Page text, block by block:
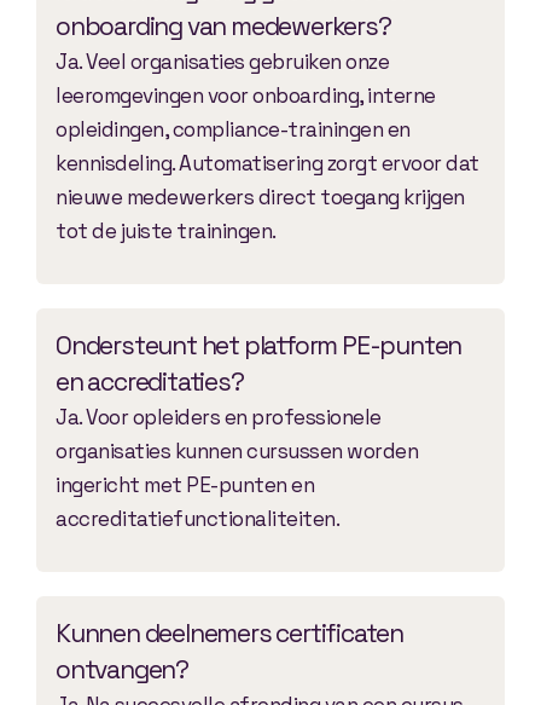
onboarding van medewerkers?
Ja. Veel organisaties gebruiken onze
leeromgevingen voor onboarding, interne
opleidingen, compliance-trainingen en
kennisdeling. Automatisering zorgt ervoor dat
nieuwe medewerkers direct toegang krijgen
tot de juiste trainingen.
Ondersteunt het platform PE-punten
en accreditaties?
Ja. Voor opleiders en professionele
organisaties kunnen cursussen worden
ingericht met PE-punten en
accreditatiefunctionaliteiten.
Kunnen deelnemers certificaten
ontvangen?